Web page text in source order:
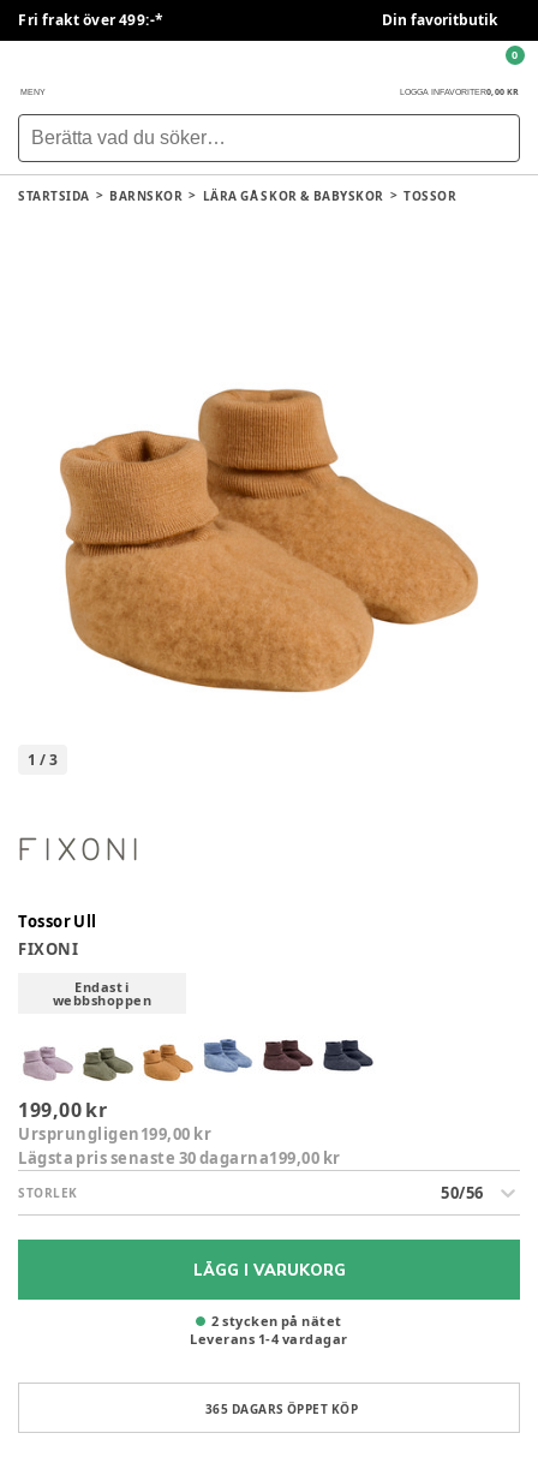
Fri frakt över 499:-* Din favoritbutik
MENY LOGGA IN FAVORITER0,00 KR
0
STARTSIDA BARNSKOR LÄRA GÅ SKOR & BABYSKOR TOSSOR
1 /3
Tossor Ull
FIXONI
Endast i
webbshoppen
199,00 kr
Ursprungligen199,00 kr
Lägsta pris senaste 30 dagarna199,00 kr
STORLEK 50/56
LÄGG I VARUKORG
2 stycken på nätet
Leverans 1-4 vardagar
365 DAGARS ÖPPET KÖP